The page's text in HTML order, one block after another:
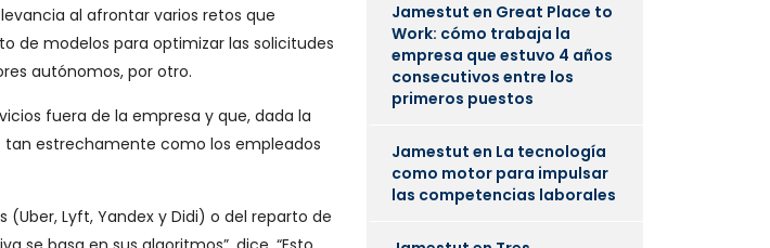
al afrontar varios retos que
de modelos para optimizar las solicitudes
autónomos, por otro.
fuera de la empresa y que, dada la
estrechamente como los empleados
Lyft, Yandex y Didi) o del reparto de
Jamestut en Great Place to
Work: cómo trabaja la
empresa que estuvo 4 años
consecutivos entre los
primeros puestos
Jamestut en La tecnología
como motor para impulsar
las competencias laborales